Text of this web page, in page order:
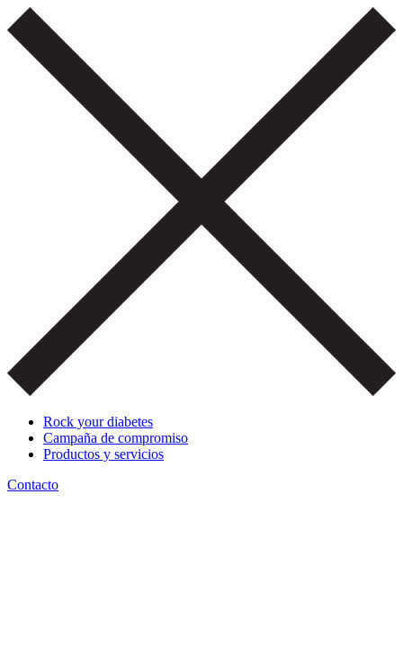
Rock your diabetes
Campaña de compromiso
Productos y servicios
Contacto